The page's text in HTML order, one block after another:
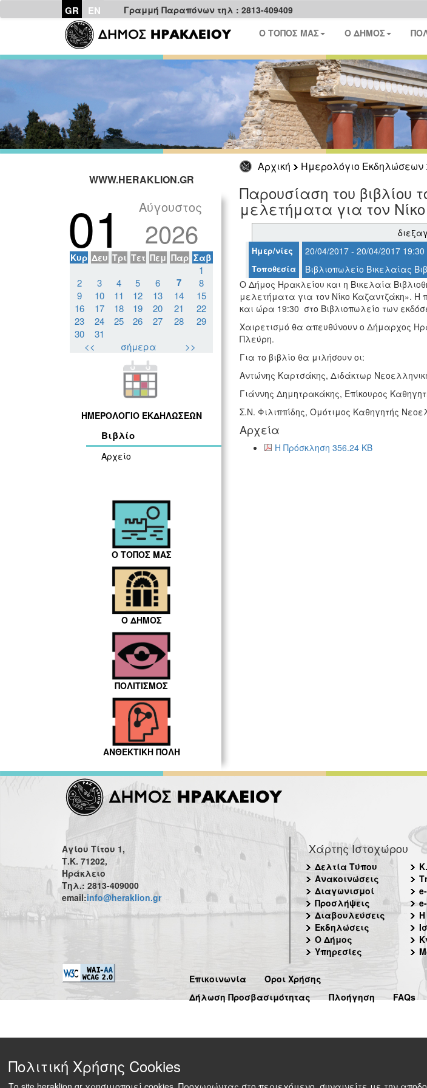
GR EN Γραμμή Παραπόνων τηλ : 2813-409409
Ο ΤΟΠΟΣ ΜΑΣ Ο ΔΗΜΟΣ
Αρχική Ημερολόγιο Εκδηλώσεων
WWW.HERAKLION.GR
01 Αύγουστος
2026
Κυρ Δευ Τρι Τετ Πεμ Παρ Σαβ
1
2
3 4 5 6 7
8
9
10 11 12 13 14
15
16
17 18 19 20 21
22
23
24 25 26 27 28
29
30
31
<<
σήμερα >>
ΗΜΕΡΟΛΟΓΙΟ ΕΚΔΗΛΩΣΕΩΝ
Βιβλίο
Αρχείο
Ο ΤΟΠΟΣ ΜΑΣ
Ο ΔΗΜΟΣ
ΠΟΛΙΤΙΣΜΟΣ
ΑΝΘΕΚΤΙΚΗ ΠΟΛΗ
Παρουσίαση του βιβλίου
μελετήματα για τον
Ημερ/νίες 20/04/2017 - 20/04/2017 19:30
Τοποθεσία
Βιβλιοπωλείο Βικελαίας
Ο Δήμος Ηρακλείου και η Βικελαία
μελετήματα για τον Νίκο Καζαντζάκη». Η
και ώρα 19:30 στο Βιβλιοπωλείο των
Χαιρετισμό θα απευθύνουν ο Δήμαρχος
Πλεύρη.
Για το βιβλίο θα μιλήσουν οι:
Αντώνης Καρτσάκης, Διδάκτωρ
Γιάννης Δημητρακάκης, Επίκουρος
Σ.Ν. Φιλιππίδης, Ομότιμος Καθηγητής
Αρχεία
Η Πρόσκληση 356.24 KB
Αγίου Τίτου 1,
Τ.Κ. 71202,
Ηράκλειο
Τηλ.: 2813-409000
email:info@heraklion.gr
Χάρτης Ιστοχώρου
Δελτία Τύπου
Ανακοινώσεις
Διαγωνισμοί
Προσλήψεις
Διαβουλεύσεις
Εκδηλώσεις
Ο Δήμος
Υπηρεσίες
Επικοινωνία
Όροι Χρήσης
Δήλωση Προσβασιμότητας
Πλοήγηση FAQs
Πολιτική Χρήσης Cookies